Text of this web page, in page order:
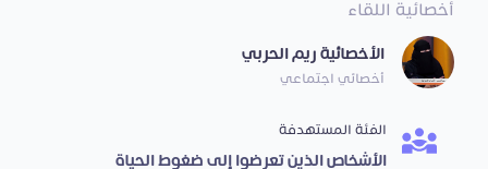
أخصائية اللقاء
الأخصائية ريم الحربي
أخصائي اجتماعي
الفئة المستهدفة
الأشخاص الذين تعرضوا إلى ضغوط الحياة